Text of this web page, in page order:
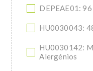
DEPEAE01:
HU0030043:
HU0030142:
Alergénios